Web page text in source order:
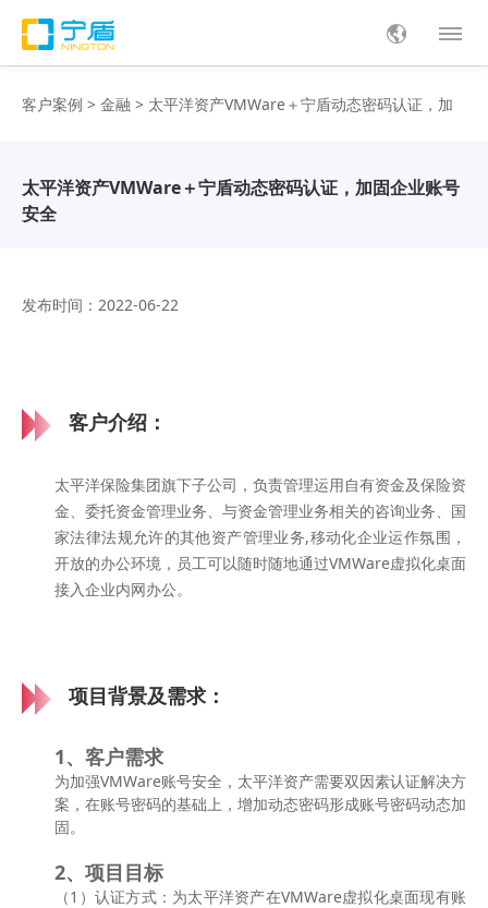
客户案例 > 金融 > 太平洋资产VMWare＋宁盾动态密码认证，加
固企业账号安全
太平洋资产VMWare＋宁盾动态密码认证，加固企业账号
安全
发布时间：2022-06-22
客户介绍：
太平洋保险集团旗下子公司，负责管理运用自有资金及保险资
金、委托资金管理业务、与资金管理业务相关的咨询业务、国
家法律法规允许的其他资产管理业务,移动化企业运作氛围，
开放的办公环境，员工可以随时随地通过VMWare虚拟化桌面
接入企业内网办公。
项目背景及需求：
1、客户需求
为加强VMWare账号安全，太平洋资产需要双因素认证解决方
案，在账号密码的基础上，增加动态密码形成账号密码动态加
固。
2、项目目标
（1）认证方式：为太平洋资产在VMWare虚拟化桌面现有账